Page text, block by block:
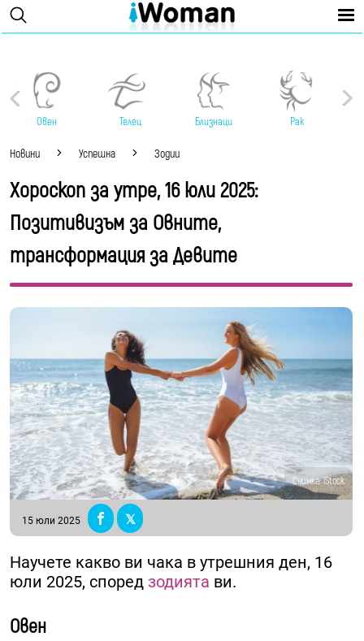
Овен Телец Близнаци Рак
Новини Успешна Зодии
Хороскоп за утре, 16 юли 2025:
Позитивизъм за Овните,
трансформация за Девите
Снимка: iStock
15 юли 2025
Научете какво ви чака в утрешния ден, 16
юли 2025, според зодията ви.
Овен